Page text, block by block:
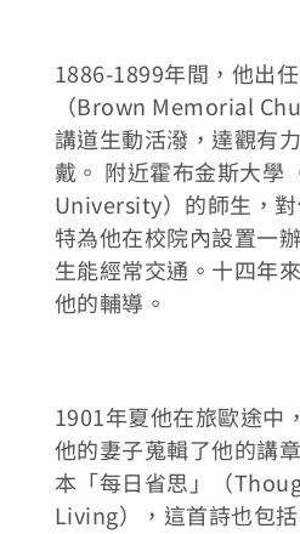
1886-1899年間，他出
（Brown Memorial
講道生動活潑，達觀有
戴。 附近霍布金斯大學
University）的師生，對
特為他在校院內設置一
生能經常交通。十四年
他的輔導。
1901年夏他在旅歐途中
他的妻子蒐輯了他的講
本「每日省思」（
Living），這首詩也包括